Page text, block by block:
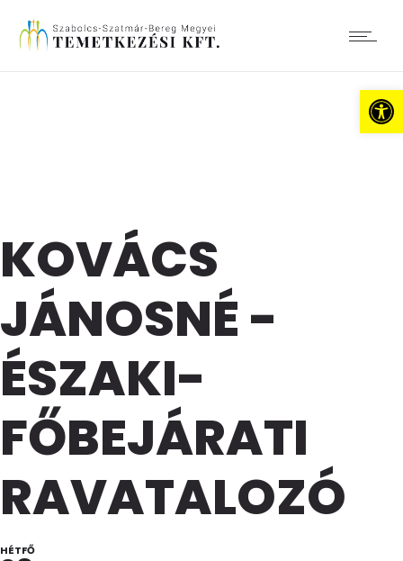
KOVÁCS
JÁNOSNÉ -
ÉSZAKI-
FŐBEJÁRATI
RAVATALOZÓ
HÉTFŐ